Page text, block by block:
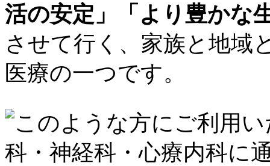
活の安定」「より豊かな
させて行く、家族と地域
医療の一つです。